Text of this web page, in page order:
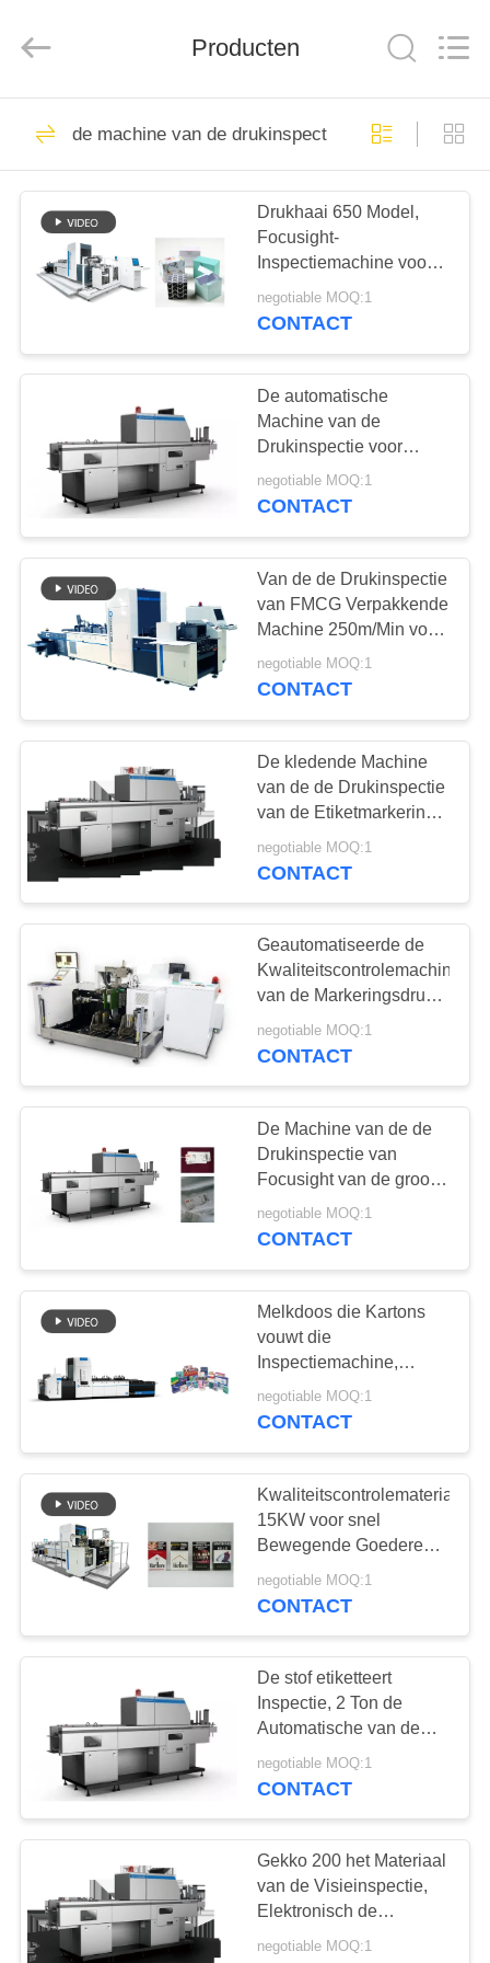
HUIS
PRODUCTEN
ONGEVEER
ONS
FABRIEKSREIS
KWALITEITSCONTROLE
CONTACTEER
ONS
NIEUWS
VERZOEK
EEN
CITAAT
SITEMAP
PRIVACY
POLICY
Rights
focusight
inspectiemachine
de machine van de
drukinspectie
30
De Machine van de
etiketinspectie
27
De Machine van de
kartoninspectie
28
verpakkend
inspectiemateriaal
Bloemen sorteren
0
Elektronisch
Inspectiemateriaal
de systemen van de
kwaliteitscontrolevisie
Producten
de machine van de drukinspectie
Drukhaai 650 Model,
Focusight-
Inspectiemachine voor
Wodka die Kartons
vouwen
negotiable MOQ:1
CONTACT
De automatische
Machine van de
Drukinspectie voor
Kledingstuk etiketteert
Systeem voor
negotiable MOQ:1
CONTACT
Van de de Drukinspectie
van FMCG Verpakkende
Machine 250m/Min voor
het Vouwen van Kartons
negotiable MOQ:1
CONTACT
De kledende Machine
van de de Drukinspectie
van de Etiketmarkering
Gebruikersvriendelijke
negotiable MOQ:1
CONTACT
Geautomatiseerde de
Kwaliteitscontrolemachine
van de Markeringsdruk
voor Kleding & de
Inspectie van
negotiable MOQ:1
CONTACT
De Machine van de de
Drukinspectie van
Focusight van de grootte
150m/Min For Tags
Barcode Quality
negotiable MOQ:1
CONTACT
Melkdoos die Kartons
vouwt die
Inspectiemachine,
Focusight-
Inspectiemachine
negotiable MOQ:1
CONTACT
Kwaliteitscontrolemateriaal
15KW voor snel
Bewegende Goederen
die Drukinspectie
verpakken
negotiable MOQ:1
CONTACT
De stof etiketteert
Inspectie, 2 Ton de
Automatische van de
Kwaliteitscontrolevisie
Systemen
negotiable MOQ:1
CONTACT
Gekko 200 het Materiaal
van de Visieinspectie,
Elektronisch de
Inspectiesysteem van de
negotiable MOQ:1